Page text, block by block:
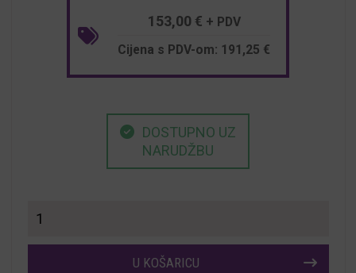
153,00 € + PDV
Cijena s PDV-om: 191,25 €
DOSTUPNO UZ
NARUDŽBU
Stolice
za
restorane
U KOŠARICU